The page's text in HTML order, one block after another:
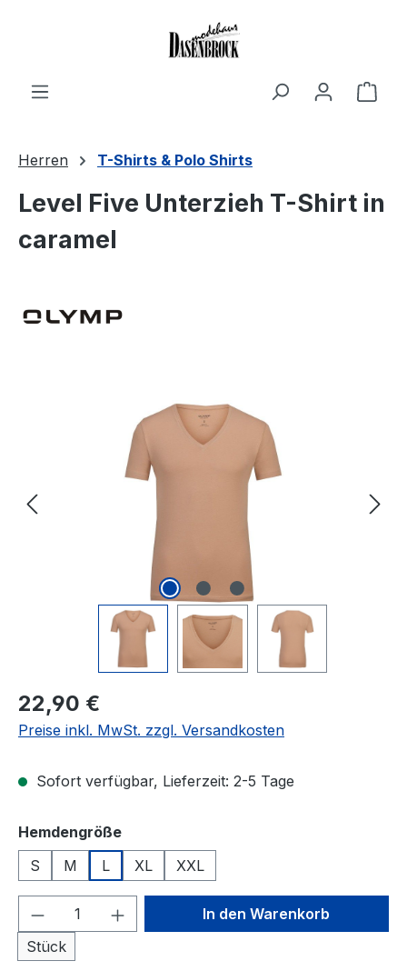
Herren T-Shirts & Polo Shirts
Level Five Unterzieh T-Shirt in
caramel
Bildergalerie überspringen
Regulärer Preis:
22,90 €
Preise inkl. MwSt. zzgl. Versandkosten
Sofort verfügbar, Lieferzeit: 2-5 Tage
Hemdengrößeauswählen
S
M L XL XXL
Produkt Anzahl: Gib den
Stück
In den Warenkorb